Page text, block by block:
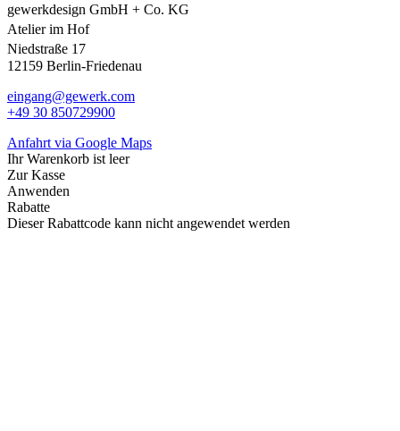
gewerkdesign GmbH + Co. KG
Atelier im Hof
Niedstraße 17
12159 Berlin-Friedenau
eingang@gewerk.com
+49 30 850729900
Anfahrt via Google Maps
Ihr Warenkorb ist leer
Zur Kasse
Anwenden
Rabatte
Dieser Rabattcode kann nicht angewendet werden